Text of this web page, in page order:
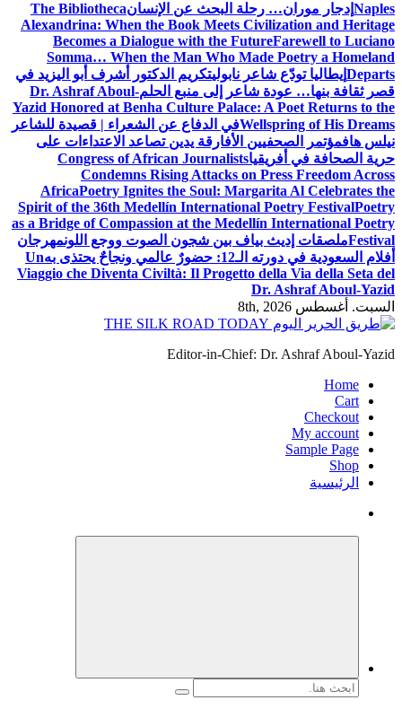
Naples إدجار موران… رحلة البحث عن الإنسانThe Bibliotheca
Alexandrina: When the Book Meets Civilization and Heritage
Becomes a Dialogue with the FutureFarewell to Luciano
Somma… When the Man Who Made Poetry a Homeland
Departs إيطاليا تودّع شاعر نابوليتكريم الدكتور أشرف أبو اليزيد في
قصر ثقافة بنها… عودة شاعر إلى منبع الحلمDr. Ashraf Aboul-
Yazid Honored at Benha Culture Palace: A Poet Returns to the
Wellspring of His Dreamsفي الدفاع عن الشعراء | قصيدة للشاعر
نيلس هافمؤتمر الصحفيين الأفارقة يدين تصاعد الاعتداءات على
حرية الصحافة في أفريقياCongress of African Journalists
Condemns Rising Attacks on Press Freedom Across
AfricaPoetry Ignites the Soul: Margarita Al Celebrates the
Spirit of the 36th Medellín International Poetry FestivalPoetry
as a Bridge of Compassion at the Medellín International Poetry
Festivalملصقات إديث بياف بين شجون الصوت ووجع اللونمهرجان
أفلام السعودية في دورته الـ12: حضورٌ عالمي ونجاحٌ يحتذى به
Un
Viaggio che Diventa Civiltà: Il Progetto della Via della Seta del
Dr. Ashraf Aboul-Yazid
السبت. أغسطس 8th, 2026
Editor-in-Chief: Dr. Ashraf Aboul-Yazid
Home
Cart
Checkout
My account
Sample Page
Shop
الرئيسية
البحث